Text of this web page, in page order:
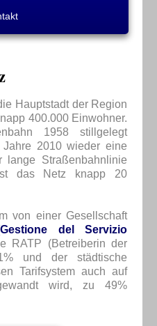
Hauptstadt der Region
400.000 Einwohner.
1958 stillgelegt
2010 wieder eine
lange Straßenbahnlinie
das Netz knapp 20
von einer Gesellschaft
del Servizio
RATP (Betreiberin der
und der städtische
Tarifsystem auch auf
wird, zu 49%